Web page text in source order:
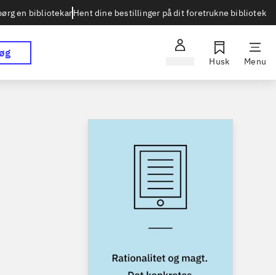
en bibliotekarHent dine bestillinger på dit foretrukne bibliotek
Husk Menu